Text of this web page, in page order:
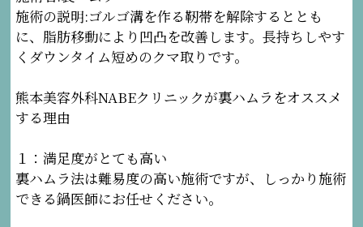
施術の説明:ゴルゴ溝を作る靭帯を解除するととも
に、脂肪移動により凹凸を改善します。長持ちしやす
くダウンタイム短めのクマ取りです。
熊本美容外科NABEクリニックが裏ハムラをオススメ
する理由
１：満足度がとても高い
裏ハムラ法は難易度の高い施術ですが、しっかり施術
できる鍋医師にお任せください。